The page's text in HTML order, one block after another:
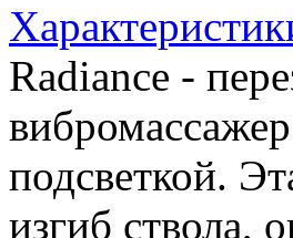
Radiance -
подсветкой.
изгиб ствола,